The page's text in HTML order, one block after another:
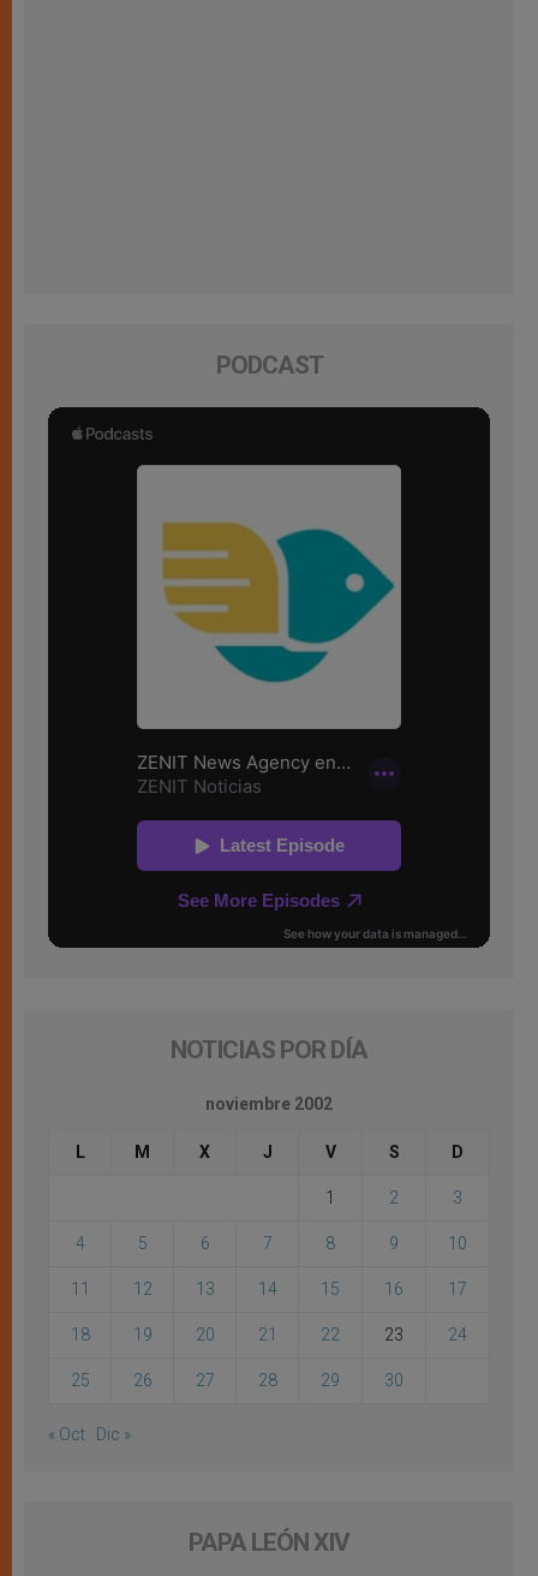
PODCAST
NOTICIAS POR DÍA
noviembre 2002
L M X J V S D
1 2 3
4 5 6 7 8 9 10
11 12 13 14 15 16 17
18 19 20 21 22 23 24
25 26 27 28 29 30
« Oct Dic »
PAPA LEÓN XIV